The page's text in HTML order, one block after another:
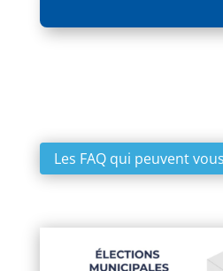
Les FAQ qui peuvent